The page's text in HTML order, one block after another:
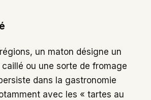
un maton désigne un
ou une sorte de fromage
dans la gastronomie
avec les « tartes au